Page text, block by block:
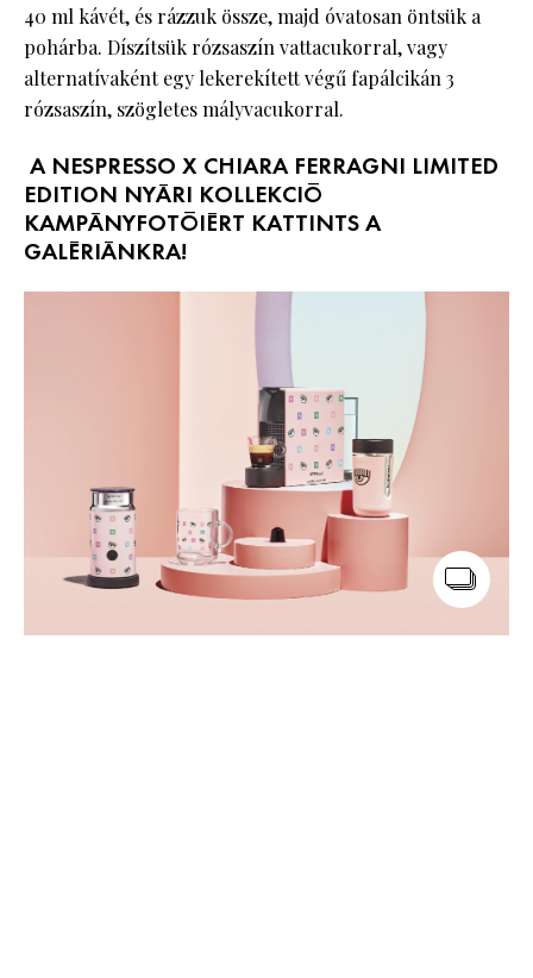
40 ml kávét, és rázzuk össze, majd óvatosan öntsük a
pohárba. Díszítsük rózsaszín vattacukorral, vagy
alternatívaként egy lekerekített végű fapálcikán 3
rózsaszín, szögletes mályvacukorral.
A NESPRESSO X CHIARA FERRAGNI LIMITED
EDITION NYÁRI KOLLEKCIÓ
KAMPÁNYFOTÓIÉRT KATTINTS A
GALÉRIÁNKRA!